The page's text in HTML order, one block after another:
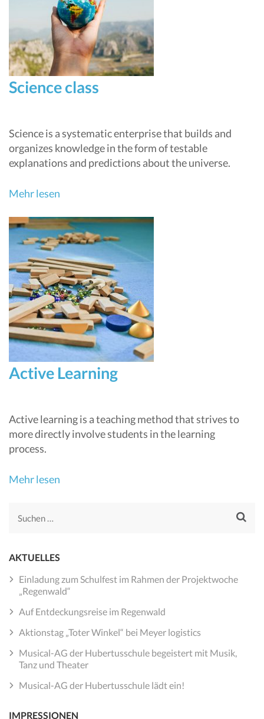
Science class
Science is a systematic enterprise that builds and
organizes knowledge in the form of testable
explanations and predictions about the universe.
Mehr lesen
Active Learning
Active learning is a teaching method that strives to
more directly involve students in the learning
process.
Mehr lesen
Suchen
AKTUELLES
Einladung zum Schulfest im Rahmen der Projektwoche
„Regenwald“
Auf Entdeckungsreise im Regenwald
Aktionstag „Toter Winkel“ bei Meyer logistics
Musical-AG der Hubertusschule begeistert mit Musik,
Tanz und Theater
Musical-AG der Hubertusschule lädt ein!
IMPRESSIONEN